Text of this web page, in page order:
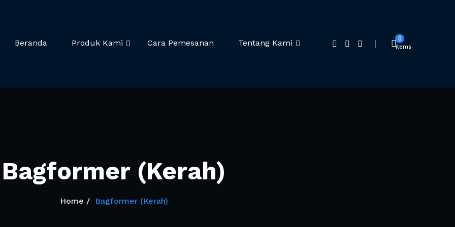
Beranda Produk Kami Cara Pemesanan Tentang Kami
0
items
Bagformer (Kerah)
Home Bagformer (Kerah)